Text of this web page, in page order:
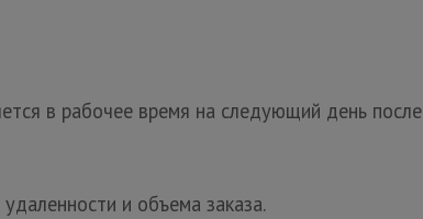
в рабочее время на следующий день
и объема заказа.